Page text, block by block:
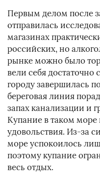
Первым делом после
отправилась
магазинах
российских, но
рынке можно было
вели себя
городу завершилась
береговая линия
запах канализации и
Купание в таком море
удовольствия. Из-за
море успокоилось
поэтому купание
весь отдых.